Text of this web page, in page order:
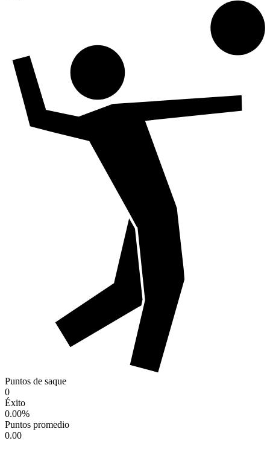
Puntos de saque
0
Éxito
0.00%
Puntos promedio
0.00